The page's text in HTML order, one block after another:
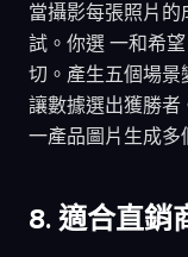
當攝影每張照片的
試。你選 一和希
切。產生五個場景
讓數據選出獲勝
一產品圖片生成多
8. 適合直銷